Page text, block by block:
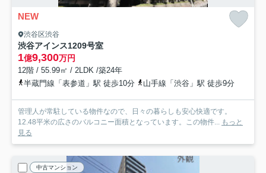
NEW
渋谷区渋谷
渋谷アインス1209号室
1億9,300万円
12階 / 55.99㎡ / 2LDK /築24年
半蔵門線「表参道」駅 徒歩10分
山手線「渋谷」駅 徒歩9分
管理人が常駐している物件なので、日々の暮らしも安心快適です。
12.48平米の広さのバルコニー面積となっています。この物件... もっと
見る
中古マンション